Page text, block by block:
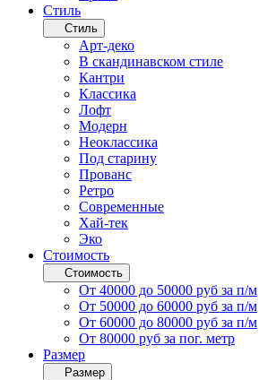
Стиль
Стиль
Арт-деко
В скандинавском стиле
Кантри
Классика
Лофт
Модерн
Неоклассика
Под старину
Прованс
Ретро
Современные
Хай-тек
Эко
Стоимость
Стоимость
От 40000 до 50000 руб за п/м
От 50000 до 60000 руб за п/м
От 60000 до 80000 руб за п/м
От 80000 руб за пог. метр
Размер
Размер